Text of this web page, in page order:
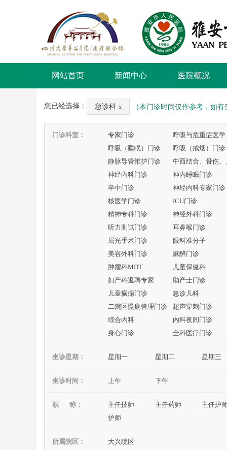
网站首页 新闻中心 医院概况
您已经选择： 急诊科 x （本门诊时间仅作参考，如
门诊科室： 专家门诊
呼吸（睡眠）门诊
呼吸（戒烟）门诊
静脉导管维护门诊
神经内科门诊
神内睡眠门诊
卒中门诊
神经内科专家门诊
核医学门诊
ICU门诊
精神专科门诊
神经外科门诊
听力测试门诊
耳鼻喉门诊
屈光手术门诊
眼科准分子
美容外科门诊
麻醉门诊
肿瘤科MDT
儿童保健科
妇产科返聘专家
助产士门诊
儿童癫痫门诊
急诊儿科
二院区慢病管理门诊
超声穿刺门诊
综合内科
内科夜间门诊
身心门诊
全科医疗门诊
坐诊星期： 星期一 星期二 星期三
坐诊时间： 上午 下午
职 称： 主任技师 主任药师
主任护
护师
所属院区： 大兴院区